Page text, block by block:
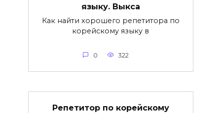
языку. Выкса
Как найти хорошего репетитора по
корейскому языку в
0 322
Репетитор по корейскому